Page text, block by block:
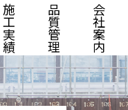
施
工
実
績
品
質
管
理
会
社
案
内